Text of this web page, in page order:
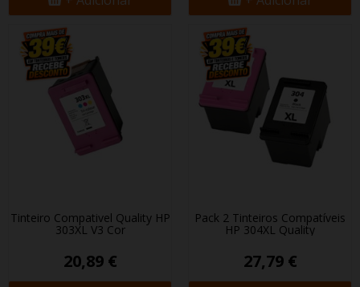
Tinteiro Compativel Quality HP
303XL V3 Cor
20,89 €
Pack 2 Tinteiros Compatíveis
HP 304XL Quality
27,79 €